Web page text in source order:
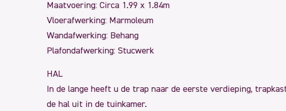
Maatvoering: Circa 1.99 x 1.84m
Vloerafwerking: Marmoleum
Wandafwerking: Behang
Plafondafwerking: Stucwerk
HAL
In de lange heeft u de trap naar de eerste verdieping,
de hal uit in de tuinkamer.